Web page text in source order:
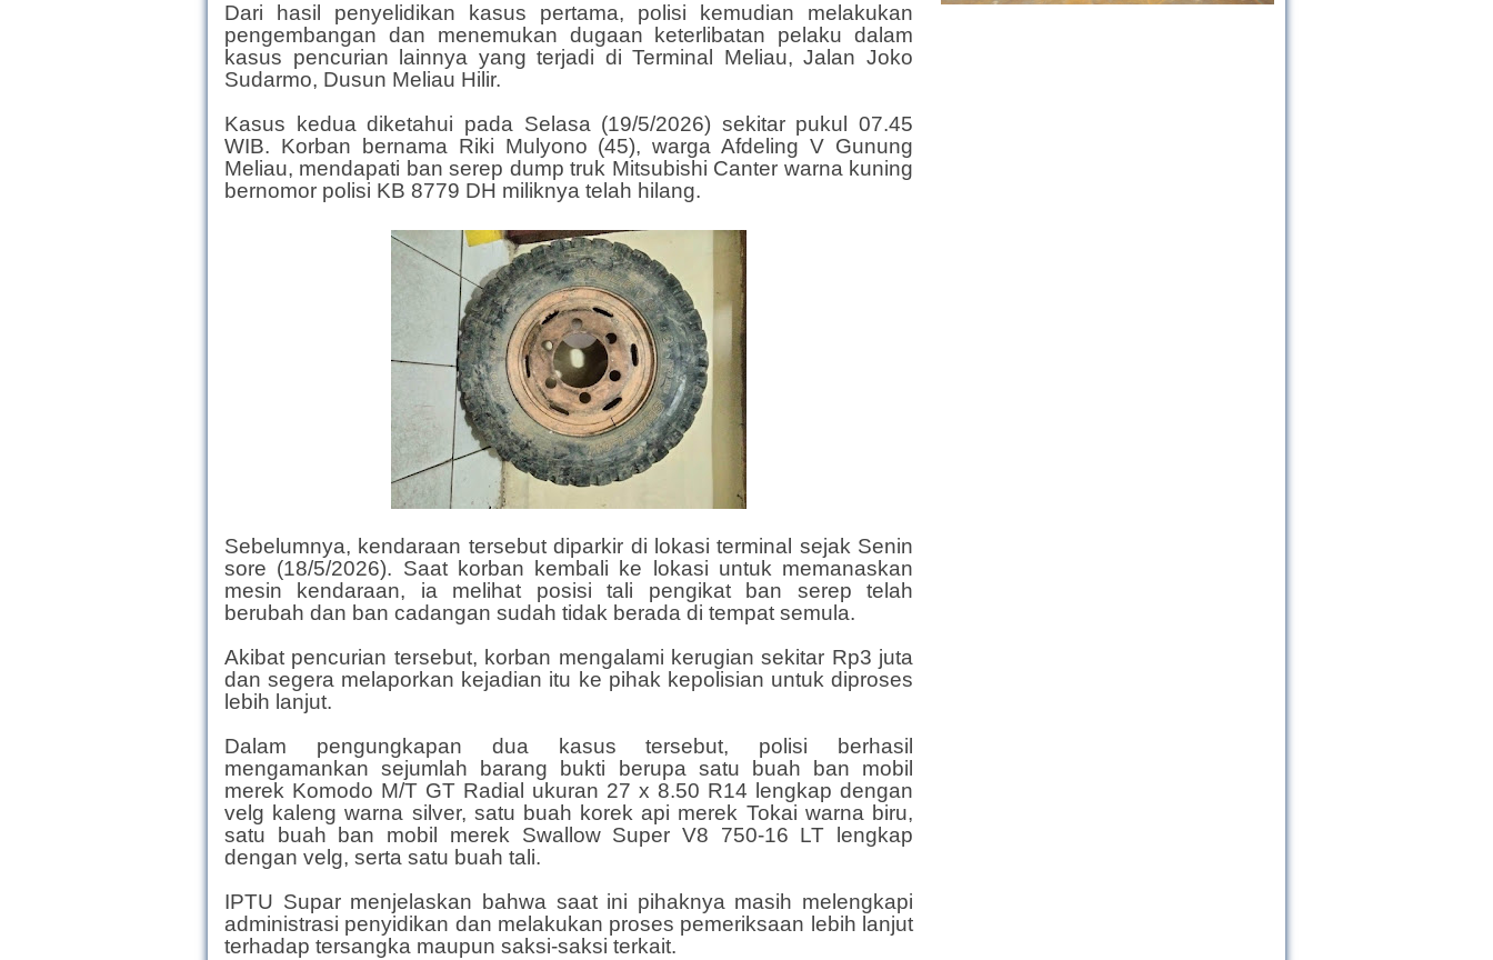
Dari hasil penyelidikan kasus pertama, polisi kemudian melakukan
pengembangan dan menemukan dugaan keterlibatan pelaku dalam
kasus pencurian lainnya yang terjadi di Terminal Meliau, Jalan Joko
Sudarmo, Dusun Meliau Hilir.
Kasus kedua diketahui pada Selasa (19/5/2026) sekitar pukul 07.45
WIB. Korban bernama Riki Mulyono (45), warga Afdeling V Gunung
Meliau, mendapati ban serep dump truk Mitsubishi Canter warna kuning
bernomor polisi KB 8779 DH miliknya telah hilang.
Sebelumnya, kendaraan tersebut diparkir di lokasi terminal sejak Senin
sore (18/5/2026). Saat korban kembali ke lokasi untuk memanaskan
mesin kendaraan, ia melihat posisi tali pengikat ban serep telah
berubah dan ban cadangan sudah tidak berada di tempat semula.
Akibat pencurian tersebut, korban mengalami kerugian sekitar Rp3 juta
dan segera melaporkan kejadian itu ke pihak kepolisian untuk diproses
lebih lanjut.
Dalam pengungkapan dua kasus tersebut, polisi berhasil
mengamankan sejumlah barang bukti berupa satu buah ban mobil
merek Komodo M/T GT Radial ukuran 27 x 8.50 R14 lengkap dengan
velg kaleng warna silver, satu buah korek api merek Tokai warna biru,
satu buah ban mobil merek Swallow Super V8 750-16 LT lengkap
dengan velg, serta satu buah tali.
IPTU Supar menjelaskan bahwa saat ini pihaknya masih melengkapi
administrasi penyidikan dan melakukan proses pemeriksaan lebih lanjut
terhadap tersangka maupun saksi-saksi terkait.